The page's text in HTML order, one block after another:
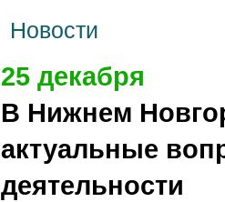
Новости
25 декабря
В Нижнем
актуальные
деятельности